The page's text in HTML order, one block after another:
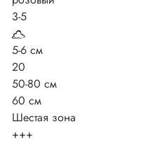
3-5
5-6 см
20
50-80 см
60 см
Шестая зона
+++